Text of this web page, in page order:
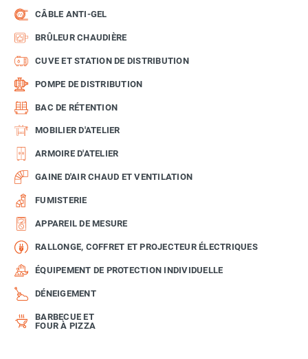
CÂBLE ANTI-GEL
BRÛLEUR CHAUDIÈRE
CUVE ET STATION DE DISTRIBUTION
POMPE DE DISTRIBUTION
BAC DE RÉTENTION
MOBILIER D'ATELIER
ARMOIRE D'ATELIER
GAINE D'AIR CHAUD ET VENTILATION
FUMISTERIE
APPAREIL DE MESURE
RALLONGE, COFFRET ET PROJECTEUR ÉLECTRIQUES
ÉQUIPEMENT DE PROTECTION INDIVIDUELLE
DÉNEIGEMENT
BARBECUE ET
FOUR À PIZZA